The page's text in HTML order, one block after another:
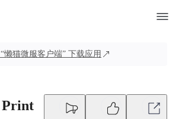
“懒猫微服客户端” 下载应用
Print